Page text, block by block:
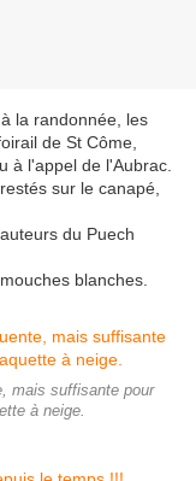
la randonnée, les
de St Côme,
à l'appel de l'Aubrac.
sur le canapé,
du Puech
blanches.
mais suffisante pour
à neige.